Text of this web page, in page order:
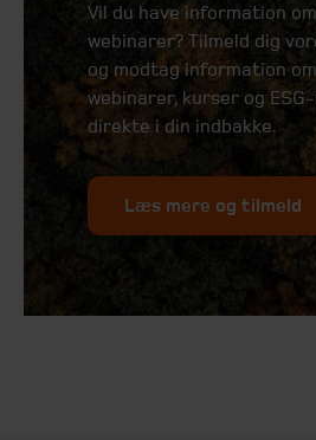
Vil du have information
webinarer? Tilmeld dig
og modtag information
webinarer, kurser og
direkte i din indbakke.
Læs mere og tilmeld